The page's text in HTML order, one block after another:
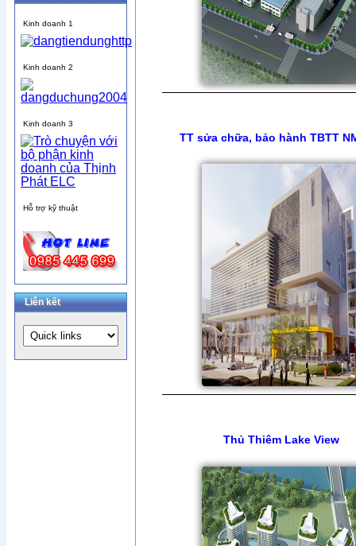
Kinh doanh 1
Kinh doanh 2
Kinh doanh 3
Hỗ trợ kỹ thuật
Liên kết
TT sửa chữa, bảo hành TBTT
Thủ Thiêm Lake View